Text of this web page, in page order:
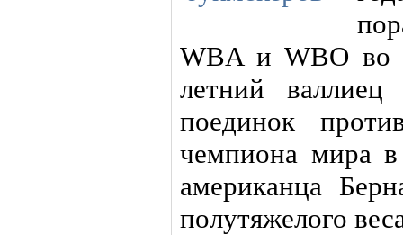
WBA и WBO во
летний
поединок
чемпиона мира в
американца
полутяжелого